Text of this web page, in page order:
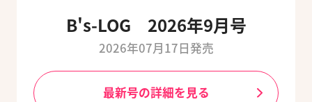
B's-LOG 2026年9月号
2026年07月17日発売
最新号の詳細を見る